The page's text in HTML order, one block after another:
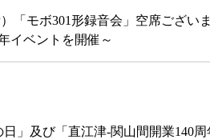
）「モボ301形録音会」空席ござい
イベントを開催～
日」及び「直江津-関山間開業140